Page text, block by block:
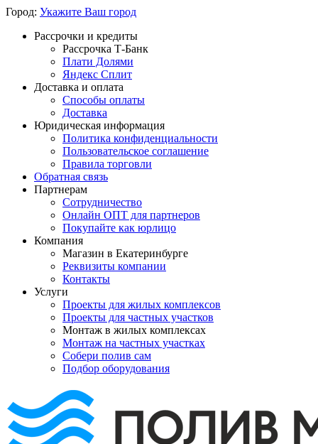
Город: Укажите Ваш город
Рассрочки и кредиты
Рассрочка Т-Банк
Плати Долями
Яндекс Сплит
Доставка и оплата
Способы оплаты
Доставка
Юридическая информация
Политика конфиденциальности
Пользовательское соглашение
Правила торговли
Обратная связь
Партнерам
Сотрудничество
Онлайн ОПТ для партнеров
Покупайте как юрлицо
Компания
Магазин в Екатеринбурге
Реквизиты компании
Контакты
Услуги
Проекты для жилых комплексов
Проекты для частных участков
Монтаж в жилых комплексах
Монтаж на частных участках
Собери полив сам
Подбор оборудования